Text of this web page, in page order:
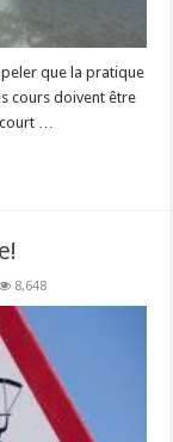
que la pratique
cours doivent être
…
8,648